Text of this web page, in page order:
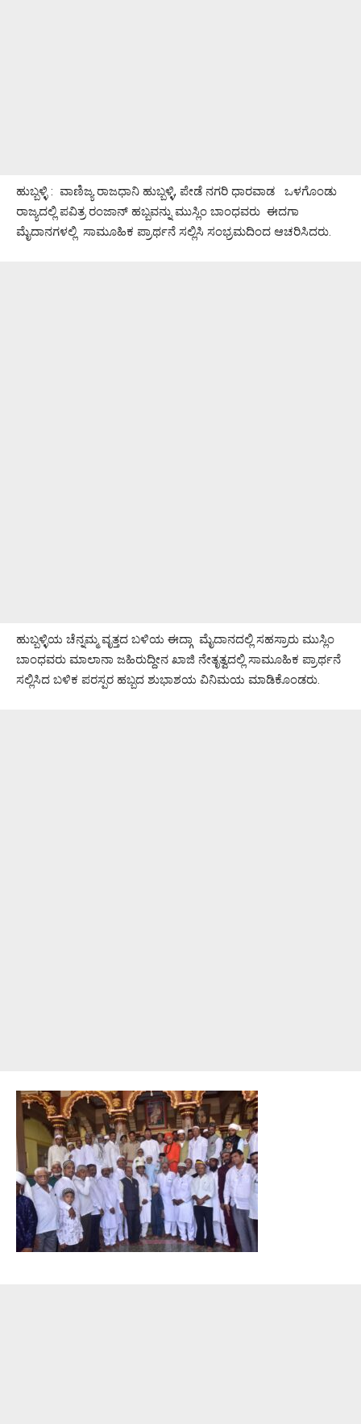
ಹುಬ್ಬಳ್ಳಿ : ವಾಣಿಜ್ಯ ರಾಜಧಾನಿ ಹುಬ್ಬಳ್ಳಿ, ಪೇಡೆ ನಗರಿ ಧಾರವಾಡ ಒಳಗೊಂಡು
ರಾಜ್ಯದಲ್ಲಿ ಪವಿತ್ರ ರಂಜಾನ್ ಹಬ್ಬವನ್ನು ಮುಸ್ಲಿಂ ಬಾಂಧವರು ಈದಗಾ
ಮೈದಾನಗಳಲ್ಲಿ ಸಾಮೂಹಿಕ ಪ್ರಾರ್ಥನೆ ಸಲ್ಲಿಸಿ ಸಂಭ್ರಮದಿಂದ ಆಚರಿಸಿದರು.
ಹುಬ್ಬಳ್ಳಿಯ ಚೆನ್ನಮ್ಮ ವೃತ್ತದ ಬಳಿಯ ಈದ್ಗಾ ಮೈದಾನದಲ್ಲಿ ಸಹಸ್ರಾರು ಮುಸ್ಲಿಂ
ಬಾಂಧವರು ಮಾಲಾನಾ ಜಹಿರುದ್ದೀನ ಖಾಜಿ ನೇತೃತ್ವದಲ್ಲಿ ಸಾಮೂಹಿಕ ಪ್ರಾರ್ಥನೆ
ಸಲ್ಲಿಸಿದ ಬಳಿಕ ಪರಸ್ಪರ ಹಬ್ಬದ ಶುಭಾಶಯ ವಿನಿಮಯ ಮಾಡಿಕೊಂಡರು.